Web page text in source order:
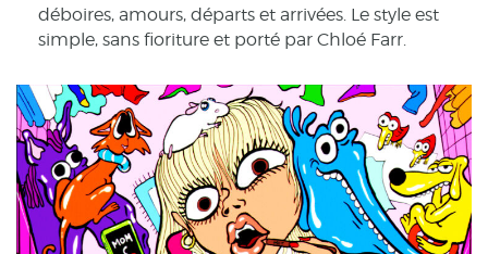
déboires, amours, départs et arrivées. Le style est
simple, sans fioriture et porté par Chloé Farr.